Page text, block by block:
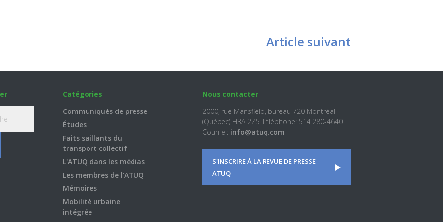
Article suivant
Catégories
Communiqués de presse
Études
Faits saillants du
transport collectif
L'ATUQ dans les médias
Les membres de l'ATUQ
Mémoires
Mobilité urbaine
intégrée
Nous contacter
2000, rue Mansfield, bureau 720 Montréal
(Québec) H3A 2Z5 Téléphone: 514 280-4640
Courriel: info@atuq.com
S'INSCRIRE À LA REVUE DE PRESSE
ATUQ